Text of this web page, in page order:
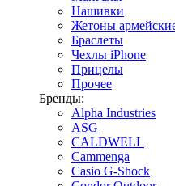
Нашивки
Жетоны
Браслеты
Чехлы iPhone
Прицелы
Прочее
Бренды:
Alpha Industries
ASG
CALDWELL
Cammenga
Casio G-Shock